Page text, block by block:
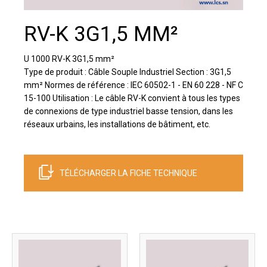
RV-K 3G1,5 MM²
U 1000 RV-K 3G1,5 mm²
Type de produit : Câble Souple Industriel Section : 3G1,5
mm² Normes de référence : IEC 60502-1 - EN 60 228 - NF C
15-100 Utilisation : Le câble RV-K convient à tous les types
de connexions de type industriel basse tension, dans les
réseaux urbains, les installations de bâtiment, etc.
TÉLÉCHARGER LA FICHE TECHNIQUE